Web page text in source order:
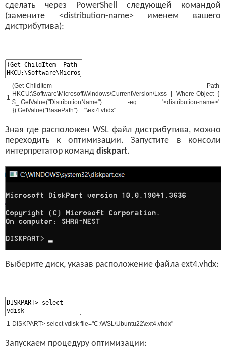
сделать через PowerShell следующей командой
(замените <distribution-name> именем вашего
дистрибутива):
1
(Get-ChildItem -Path
HKCU:\Software\Microsoft\Windows\CurrentVersion\Lxss Where-Object {
$ .GetValue("DistributionName") -eq
'<distribution-name>'
}).GetValue("BasePath") + "\ext4.vhdx"
Зная где расположен WSL файл дистрибутива, можно
переходить к оптимизации. Запустите в консоли
интерпретатор команд diskpart.
Выберите диск, указав расположение файла ext4.vhdx:
1 DISKPART> selectvdisk file="C:\WSL\Ubuntu22\ext4.vhdx"
Запускаем процедуру оптимизации: